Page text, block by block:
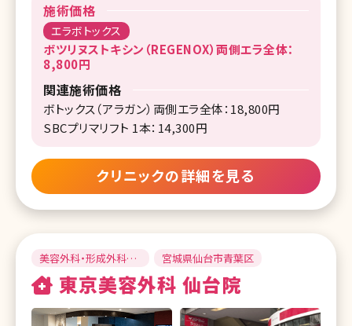
施術価格
エラボトックス
ボツリヌストキシン（REGENOX）両側エラ全体：
8,800円
関連施術価格
ボトックス（アラガン）両側エラ全体：18,800円
SBCプリマリフト 1本：14,300円
クリニックの詳細を見る
美容外科・形成外科・
美容皮膚科
宮城県仙台市青葉区
東京美容外科 仙台院